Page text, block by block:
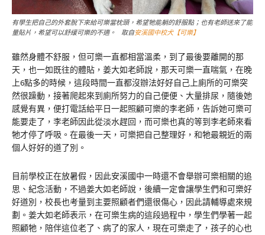
有學生把自己的外套脫下來給可樂當枕頭，希望牠能躺的舒服點；也有老師送來了能
量貼片，希望可以舒緩可樂的不適。 取自安溪國中校犬【可樂】
雖然身體不舒服，但可樂一直都相當溫柔，到了最後要離開的那
天，也一如既往的體貼，姜大如老師說，那天可樂一直喘氣，在晚
上6點多的時候，這段時間一直都沒辦法好好自己上廁所的可樂突
然很躁動，接著爬起來到廁所努力的自己便便、大量排尿，隨後她
感覺有異，便打電話給平日一起照顧可樂的李老師，告訴她可樂可
能要走了，李老師因此從淡水趕回，而可樂也真的等到李老師來看
牠才停了呼吸。在最後一天，可樂把自己整理好，和牠最親近的兩
個人好好的道了別。
目前學校正在放暑假，因此安溪國中一時還不會舉辦可樂相關的追
思、紀念活動，不過姜大如老師說，後續一定會讓學生們和可樂好
好道別，校長也考量到主要照顧者們還很傷心，因此請輔導處來規
劃。姜大如老師表示，在可樂生病的這段過程中，學生們學著一起
照顧牠，陪伴這位老了、病了的家人，現在可樂走了，孩子的心也